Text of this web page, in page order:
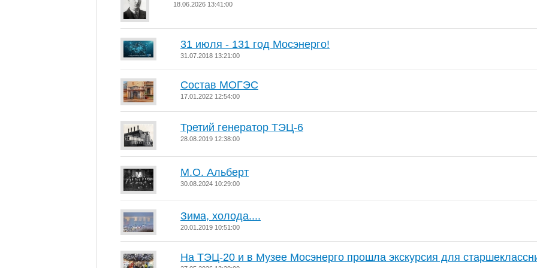
18.06.2026 13:41:00
31 июля - 131 год Мосэнерго!
31.07.2018 13:21:00
Состав МОГЭС
17.01.2022 12:54:00
Третий генератор ТЭЦ-6
28.08.2019 12:38:00
М.О. Альберт
30.08.2024 10:29:00
Зима, холода....
20.01.2019 10:51:00
На ТЭЦ-20 и в Музее Мосэнерго прошла экскурсия для